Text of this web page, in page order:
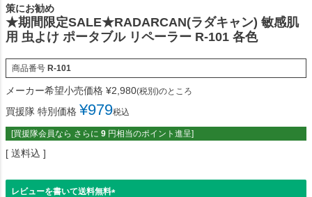
策にお勧め
★期間限定SALE★RADARCAN(ラダキャン) 敏感肌
用 虫よけ ポータブル リペーラー R-101 各色
商品番号 R-101
メーカー希望小売価格 ¥2,980(税別)のところ
買援隊 特別価格 ¥979税込
[買援隊会員なら さらに 9 円相当のポイント進呈]
送料込
レビューを書いて送料無料